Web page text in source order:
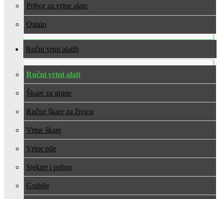
Pribor za vrtne alate
Ostalo
Ručni vrtni alati
Ručni vrtni alati
Škare za grane
Ručne škare za živicu
Vrtne škare
Vrtne pile
Sjekire i pribor
Grablje